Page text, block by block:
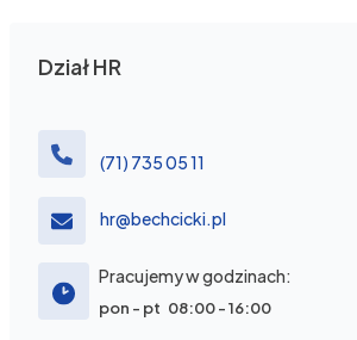
Dział HR
(71) 735 05 11
hr@bechcicki.pl
Pracujemy w godzinach:
pon - pt 08:00 - 16:00